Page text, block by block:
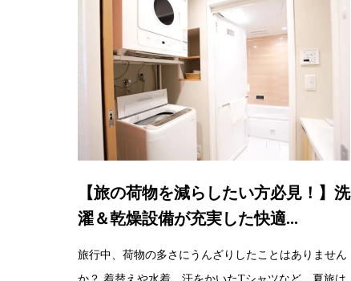
【旅の荷物を減らしたい方必見！】洗
濯＆乾燥設備が充実した快適...
旅行中、荷物の多さにうんざりしたことはありません